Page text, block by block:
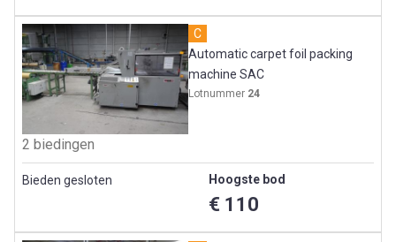
C
Automatic carpet foil packing
machine SAC
Lotnummer 24
2 biedingen
Bieden gesloten Hoogste bod
€ 110